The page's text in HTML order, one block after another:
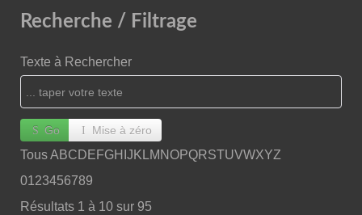
Recherche / Filtrage
Texte à Rechercher
Go Mise à zéro
TousA BC D E FGH J K LM N OPQRSTUVWXYZ
01 23456789
Résultats 1 à 10 sur 95